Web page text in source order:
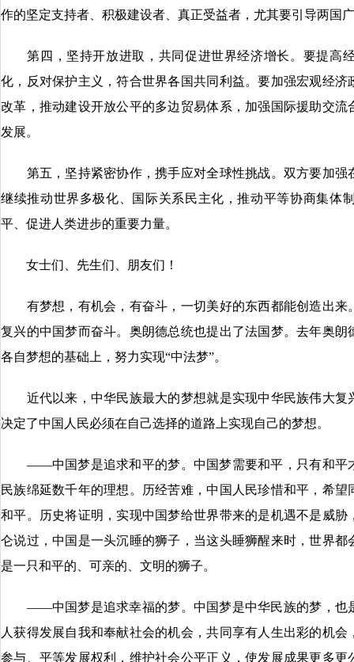
作的坚定支持者、积极建设者、真正受益者，尤其要引导两国
第四，坚持开放进取，共同促进世界经济增长。要提高
化，反对保护主义，符合世界各国共同利益。要加强宏观经
改革，推动建设开放公平的多边贸易体系，加强国际援助交
发展。
第五，坚持紧密协作，携手应对全球性挑战。双方要加强
继续推动世界多极化、国际关系民主化，推动平等协商集体
平、促进人类进步的重要力量。
女士们、先生们、朋友们！
有梦想，有机会，有奋斗，一切美好的东西都能创造出来
复兴的中国梦而奋斗。奥朗德总统也提出了法国梦。去年奥
各自梦想的基础上，努力实现“中法梦”。
近代以来，中华民族最大的梦想就是实现中华民族伟大复
决定了中国人民必须在自己选择的道路上实现自己的梦想。
——中国梦是追求和平的梦。中国梦需要和平，只有和平
民族绵延数千年的理想。历经苦难，中国人民珍惜和平，希
和平。历史将证明，实现中国梦给世界带来的是机遇不是威
仑说过，中国是一头沉睡的狮子，当这头睡狮醒来时，世界
是一只和平的、可亲的、文明的狮子。
——中国梦是追求幸福的梦。中国梦是中华民族的梦，也
人获得发展自我和奉献社会的机会，共同享有人生出彩的机
参与、平等发展权利，维护社会公平正义，使发展成果更多